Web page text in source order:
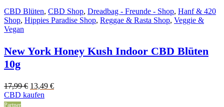
CBD Blüten, CBD Shop, Dreadbag - Freunde - Shop, Hanf & 420
Shop, Hippies Paradise Shop, Reggae & Rasta Shop, Veggie &
Vegan
New York Honey Kush Indoor CBD Blüten
10g
17,99€ Original
price
13,49 €Current
CBD kaufen
Partner